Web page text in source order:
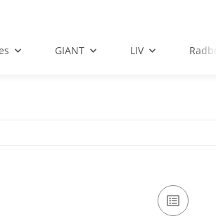
GIANT LIV